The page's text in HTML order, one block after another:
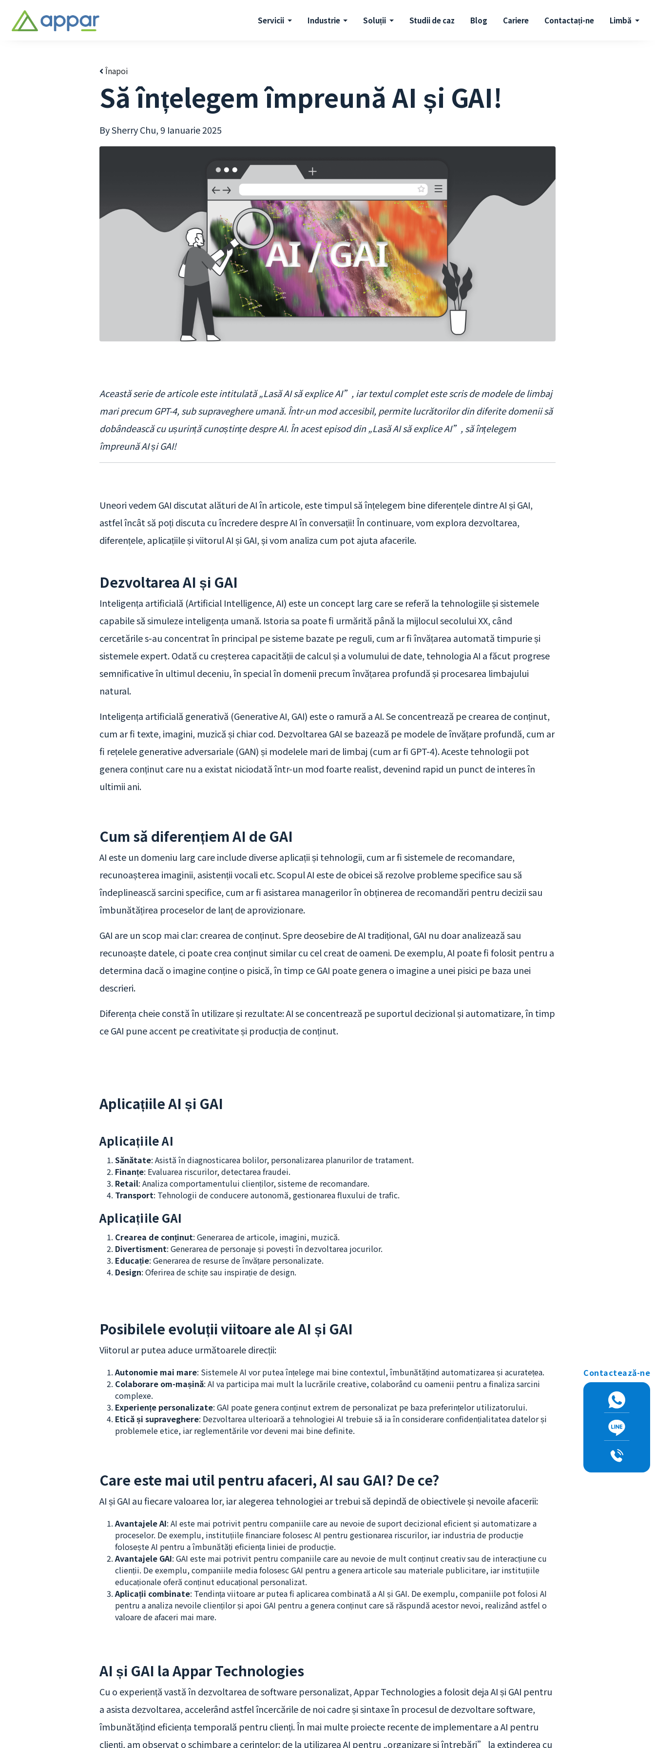
Servicii Industrie Soluții Studii de caz Blog Cariere Contactați-ne Limbă
Înapoi
Să înțelegem împreună AI și GAI!
By Sherry Chu,9 Ianuarie 2025
Această serie de articole este intitulată „Lasă AI să explice AI”, iar textul complet este scris de modele de limbaj
mari precum GPT-4, sub supraveghere umană. Într-un mod accesibil, permite lucrătorilor din diferite domenii să
dobândească cu ușurință cunoștințe despre AI. În acest episod din „Lasă AI să explice AI”, să înțelegem
împreună AI și GAI!
Uneori vedem GAI discutat alături de AI în articole, este timpul să înțelegem bine diferențele dintre AI și GAI,
astfel încât să poți discuta cu încredere despre AI în conversații! În continuare, vom explora dezvoltarea,
diferențele, aplicațiile și viitorul AI și GAI, și vom analiza cum pot ajuta afacerile.
Dezvoltarea AI și GAI
Inteligența artificială (Artificial Intelligence, AI) este un concept larg care se referă la tehnologiile și sistemele
capabile să simuleze inteligența umană. Istoria sa poate fi urmărită până la mijlocul secolului XX, când
cercetările s-au concentrat în principal pe sisteme bazate pe reguli, cum ar fi învățarea automată timpurie și
sistemele expert. Odată cu creșterea capacității de calcul și a volumului de date, tehnologia AI a făcut progrese
semnificative în ultimul deceniu, în special în domenii precum învățarea profundă și procesarea limbajului
natural.
Inteligența artificială generativă (Generative AI, GAI) este o ramură a AI. Se concentrează pe crearea de conținut,
cum ar fi texte, imagini, muzică și chiar cod. Dezvoltarea GAI se bazează pe modele de învățare profundă, cum ar
fi rețelele generative adversariale (GAN) și modelele mari de limbaj (cum ar fi GPT-4). Aceste tehnologii pot
genera conținut care nu a existat niciodată într-un mod foarte realist, devenind rapid un punct de interes în
ultimii ani.
Cum să diferențiem AI de GAI
AI este un domeniu larg care include diverse aplicații și tehnologii, cum ar fi sistemele de recomandare,
recunoașterea imaginii, asistenții vocali etc. Scopul AI este de obicei să rezolve probleme specifice sau să
îndeplinească sarcini specifice, cum ar fi asistarea managerilor în obținerea de recomandări pentru decizii sau
îmbunătățirea proceselor de lanț de aprovizionare.
GAI are un scop mai clar: crearea de conținut. Spre deosebire de AI tradițional, GAI nu doar analizează sau
recunoaște datele, ci poate crea conținut similar cu cel creat de oameni. De exemplu, AI poate fi folosit pentru a
determina dacă o imagine conține o pisică, în timp ce GAI poate genera o imagine a unei pisici pe baza unei
descrieri.
Diferența cheie constă în utilizare și rezultate: AI se concentrează pe suportul decizional și automatizare, în timp
ce GAI pune accent pe creativitate și producția de conținut.
Aplicațiile AI și GAI
Aplicațiile AI
Sănătate: Asistă în diagnosticarea bolilor, personalizarea planurilor de tratament.
Finanțe: Evaluarea riscurilor, detectarea fraudei.
Retail: Analiza comportamentului clienților, sisteme de recomandare.
Transport: Tehnologii de conducere autonomă, gestionarea fluxului de trafic.
Aplicațiile GAI
Crearea de conținut: Generarea de articole, imagini, muzică.
Divertisment: Generarea de personaje și povești în dezvoltarea jocurilor.
Educație: Generarea de resurse de învățare personalizate.
Design: Oferirea de schițe sau inspirație de design.
Posibilele evoluții viitoare ale AI și GAI
Viitorul ar putea aduce următoarele direcții:
Autonomie mai mare: Sistemele AI vor putea înțelege mai bine contextul, îmbunătățind automatizarea și acuratețea.
Colaborare om-mașină: AI va participa mai mult la lucrările creative, colaborând cu oamenii pentru a finaliza sarcini
complexe.
Experiențe personalizate: GAI poate genera conținut extrem de personalizat pe baza preferințelor utilizatorului.
Etică și supraveghere: Dezvoltarea ulterioară a tehnologiei AI trebuie să ia în considerare confidențialitatea datelor și
problemele etice, iar reglementările vor deveni mai bine definite.
Care este mai util pentru afaceri, AI sau GAI? De ce?
AI și GAI au fiecare valoarea lor, iar alegerea tehnologiei ar trebui să depindă de obiectivele și nevoile afacerii:
Avantajele AI: AI este mai potrivit pentru companiile care au nevoie de suport decizional eficient și automatizare a
proceselor. De exemplu, instituțiile financiare folosesc AI pentru gestionarea riscurilor, iar industria de producție
folosește AI pentru a îmbunătăți eficiența liniei de producție.
Avantajele GAI: GAI este mai potrivit pentru companiile care au nevoie de mult conținut creativ sau de interacțiune cu
clienții. De exemplu, companiile media folosesc GAI pentru a genera articole sau materiale publicitare, iar instituțiile
educaționale oferă conținut educațional personalizat.
Aplicații combinate: Tendința viitoare ar putea fi aplicarea combinată a AI și GAI. De exemplu, companiile pot folosi AI
pentru a analiza nevoile clienților și apoi GAI pentru a genera conținut care să răspundă acestor nevoi, realizând astfel o
valoare de afaceri mai mare.
AI și GAI la Appar Technologies
Cu o experiență vastă în dezvoltarea de software personalizat, Appar Technologies a folosit deja AI și GAI pentru
a asista dezvoltarea, accelerând astfel încercările de noi cadre și sintaxe în procesul de dezvoltare software,
îmbunătățind eficiența temporală pentru clienți. În mai multe proiecte recente de implementare a AI pentru
clienți, am observat o schimbare a cerințelor: de la utilizarea AI pentru „organizare și întrebări” la extinderea cu
Contactează-ne